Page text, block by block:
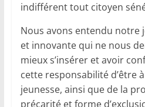
indifférent tout citoyen
Nous avons entendu notre
et innovante qui ne nous
mieux s’insérer et avoir
cette responsabilité d’être
jeunesse, ainsi que de la
précarité et forme